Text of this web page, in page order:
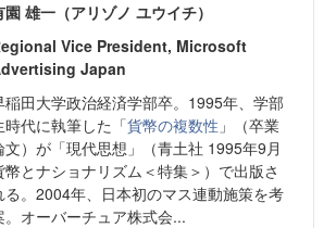
園 雄一（アリゾノ ユウイチ）
Vice President, Microsoft
Japan
稲田大学政治経済学部卒。1995年、学部
時代に執筆した「貨幣の複数性 」（卒業
文）が「現代思想」（青土社 1995年9月
幣とナショナリズム＜特集＞）で出版さ
る。2004年、日本初のマス連動施策を考
。オーバーチュア株式会...